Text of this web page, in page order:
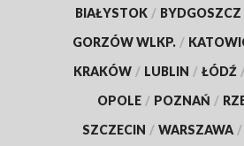
BIAŁYSTOK / BYDGOSZCZ
GORZÓW WLKP. /
KRAKÓW / LUBLIN / ŁÓDŹ
OPOLE / POZNAŃ /
SZCZECIN / WARSZAWA /